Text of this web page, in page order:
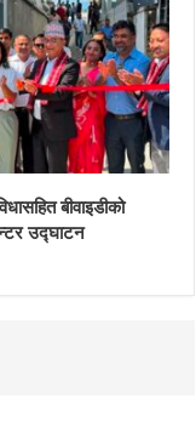
बीवाइडीको
उद्घाटन